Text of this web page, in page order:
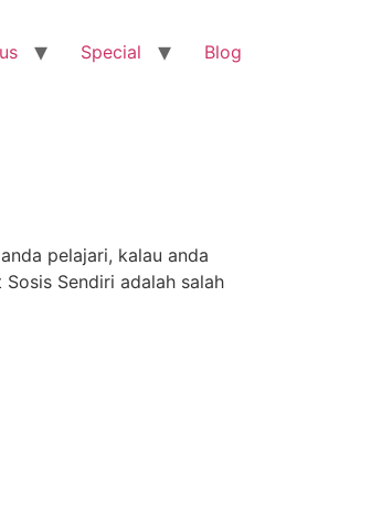
Special Blog
pelajari, kalau anda
Sendiri adalah salah